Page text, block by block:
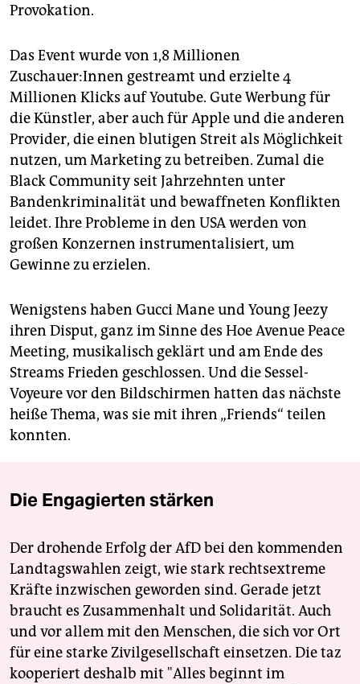
Provokation.
Das Event wurde von 1,8 Millionen
Zuschauer:Innen gestreamt und erzielte 4
Millionen Klicks auf Youtube. Gute Werbung für
die Künstler, aber auch für Apple und die anderen
Provider, die einen blutigen Streit als Möglichkeit
nutzen, um Marketing zu betreiben. Zumal die
Black Community seit Jahrzehnten unter
Bandenkriminalität und bewaffneten Konflikten
leidet. Ihre Probleme in den USA werden von
großen Konzernen instrumentalisiert, um
Gewinne zu erzielen.
Wenigstens haben Gucci Mane und Young Jeezy
ihren Disput, ganz im Sinne des Hoe Avenue Peace
Meeting, musikalisch geklärt und am Ende des
Streams Frieden geschlossen. Und die Sessel-
Voyeure vor den Bildschirmen hatten das nächste
heiße Thema, was sie mit ihren „Friends“ teilen
konnten.
Die Engagierten stärken
Der drohende Erfolg der AfD bei den kommenden
Landtagswahlen zeigt, wie stark rechtsextreme
Kräfte inzwischen geworden sind. Gerade jetzt
braucht es Zusammenhalt und Solidarität. Auch
und vor allem mit den Menschen, die sich vor Ort
für eine starke Zivilgesellschaft einsetzen. Die taz
kooperiert deshalb mit "Alles beginnt im